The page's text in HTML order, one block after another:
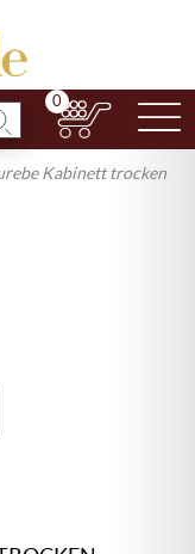
0
Kabinett trocken